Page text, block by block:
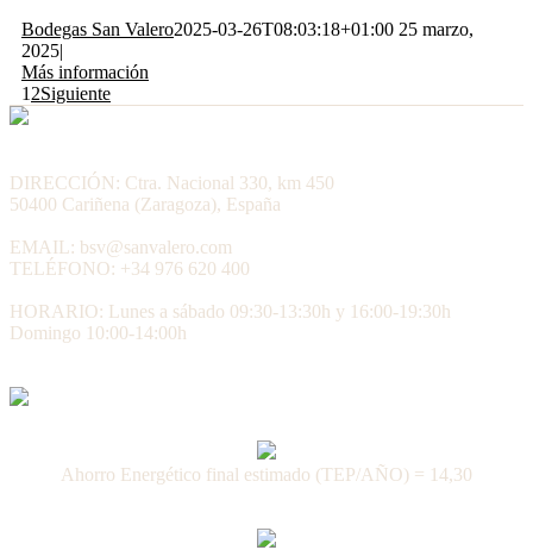
Bodegas San Valero2025-03-26T08:03:18+01:00 25 marzo,
2025|
Más información
1 2Siguiente
DIRECCIÓN: Ctra. Nacional 330, km 450
50400 Cariñena (Zaragoza), España
EMAIL: bsv@sanvalero.com
TELÉFONO: +34 976 620 400
HORARIO: Lunes a sábado 09:30-13:30h y 16:00-19:30h
Domingo 10:00-14:00h
Ahorro Energético final estimado (TEP/AÑO) = 14,30